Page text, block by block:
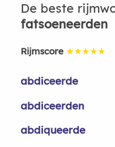
De beste
fatsoeneerden
Rijmscore ★★★★★
abdiceerde
abdiceerden
abdiqueerde